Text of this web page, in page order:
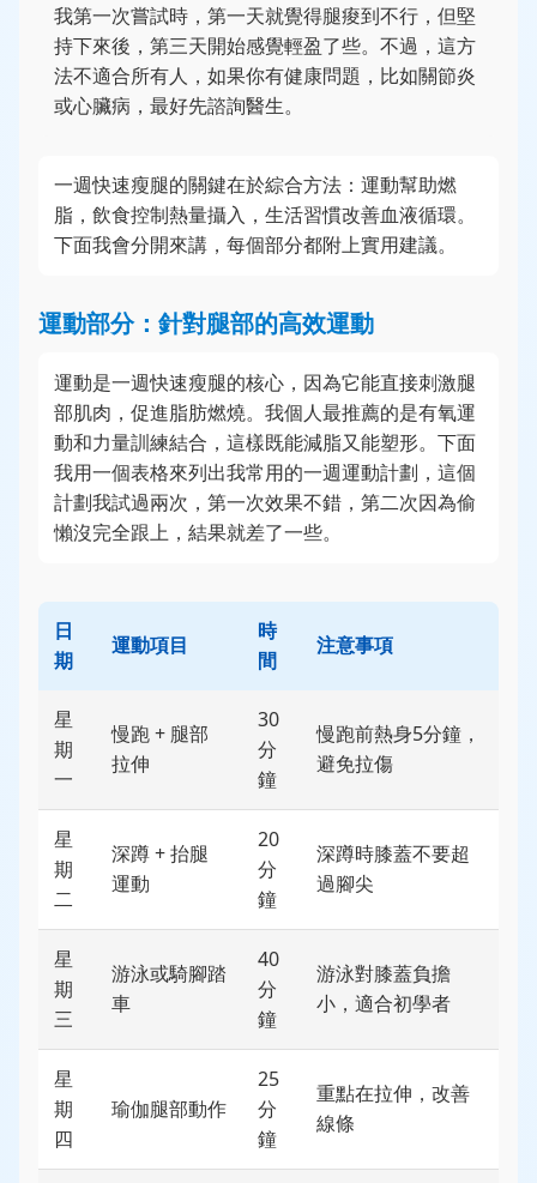
我第一次嘗試時，第一天就覺得腿痠到不行，但堅
持下來後，第三天開始感覺輕盈了些。不過，這方
法不適合所有人，如果你有健康問題，比如關節炎
或心臟病，最好先諮詢醫生。
一週快速瘦腿的關鍵在於綜合方法：運動幫助燃
脂，飲食控制熱量攝入，生活習慣改善血液循環。
下面我會分開來講，每個部分都附上實用建議。
運動部分：針對腿部的高效運動
運動是一週快速瘦腿的核心，因為它能直接刺激腿
部肌肉，促進脂肪燃燒。我個人最推薦的是有氧運
動和力量訓練結合，這樣既能減脂又能塑形。下面
我用一個表格來列出我常用的一週運動計劃，這個
計劃我試過兩次，第一次效果不錯，第二次因為偷
懶沒完全跟上，結果就差了一些。
日
期
運動項目
時
間
注意事項
星
期
一
慢跑 + 腿部
拉伸
30
分
鐘
慢跑前熱身5分鐘，
避免拉傷
星
期
二
深蹲 + 抬腿
運動
20
分
鐘
深蹲時膝蓋不要超
過腳尖
星
期
三
游泳或騎腳踏
車
40
分
鐘
游泳對膝蓋負擔
小，適合初學者
星
期
四
瑜伽腿部動作
25
分
鐘
重點在拉伸，改善
線條